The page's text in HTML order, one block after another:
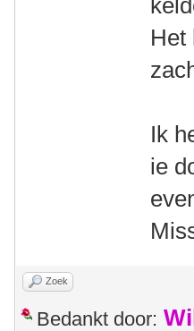
Het
Ik
ie
Zoek
Bedankt door: